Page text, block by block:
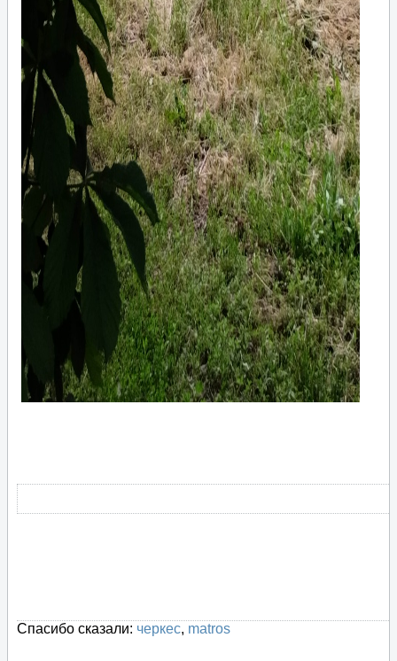
Спасибо сказали: черкес, matros